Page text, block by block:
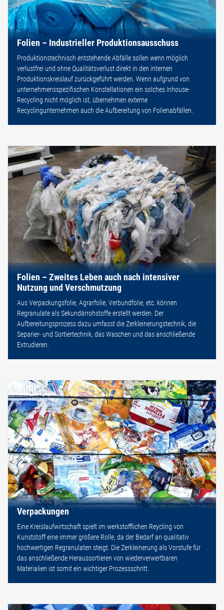
Folien – Industrieller Produktionsausschuss
Produktionstechnisch entstehende Abfälle sollen wenn möglich
verlustfrei und ohne Qualitätsverlust direkt in den internen
Produktionskreislauf zurückgeführt werden. Wenn aufgrund von
unternehmensspezifischen Konstellationen ein solches Inhouse-
Recycling nicht möglich ist, übernehmen externe
Recyclingunternehmen auch die Aufbereitung von Folienabfällen.
Folien – Zweites Leben auch nach intensiver
Nutzung und Verschmutzung
Aus Verpackungsfolie, Agrarfolie, Verbundfolie, etc. können
Regranulate als Sekundärrohstoffe erstellt werden. Der
Aufbereitungsprozess dazu umfasst die Zerkleinerungstechnik, die
Separier- und Sortiertechnik, das Waschen und das anschließende
Extrudieren.
Verpackungen
Eine Kreislaufwirtschaft spielt im werkstofflichen Reycling von
Kunststoff eine immer größere Rolle, da der Bedarf an qualitativ
hochwertigen Regranulaten steigt. Die Zerkleinerung als Vorstufe für
das anschließende Heraussortieren von wiederverwertbaren
Materialien ist somit ein wichtiger Prozessschritt.